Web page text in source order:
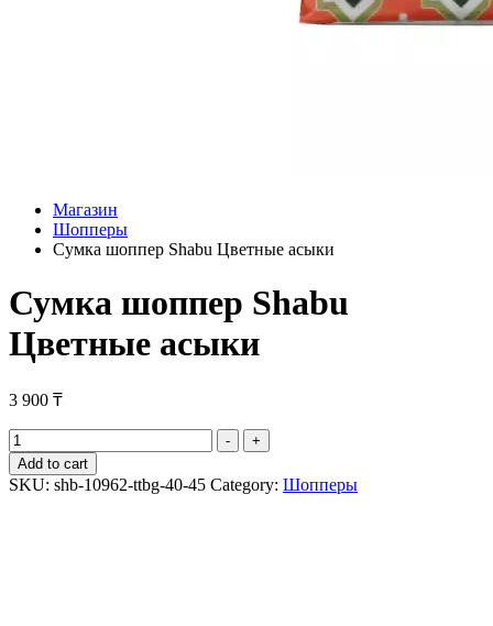
Магазин
Шопперы
Сумка шоппер Shabu Цветные асыки
Сумка шоппер Shabu
Цветные асыки
3 900 ₸
Сумка
шоппер
Shabu
Цветные
-
+
Add to cart
SKU: shb-10962-ttbg-40-45 Category: Шопперы